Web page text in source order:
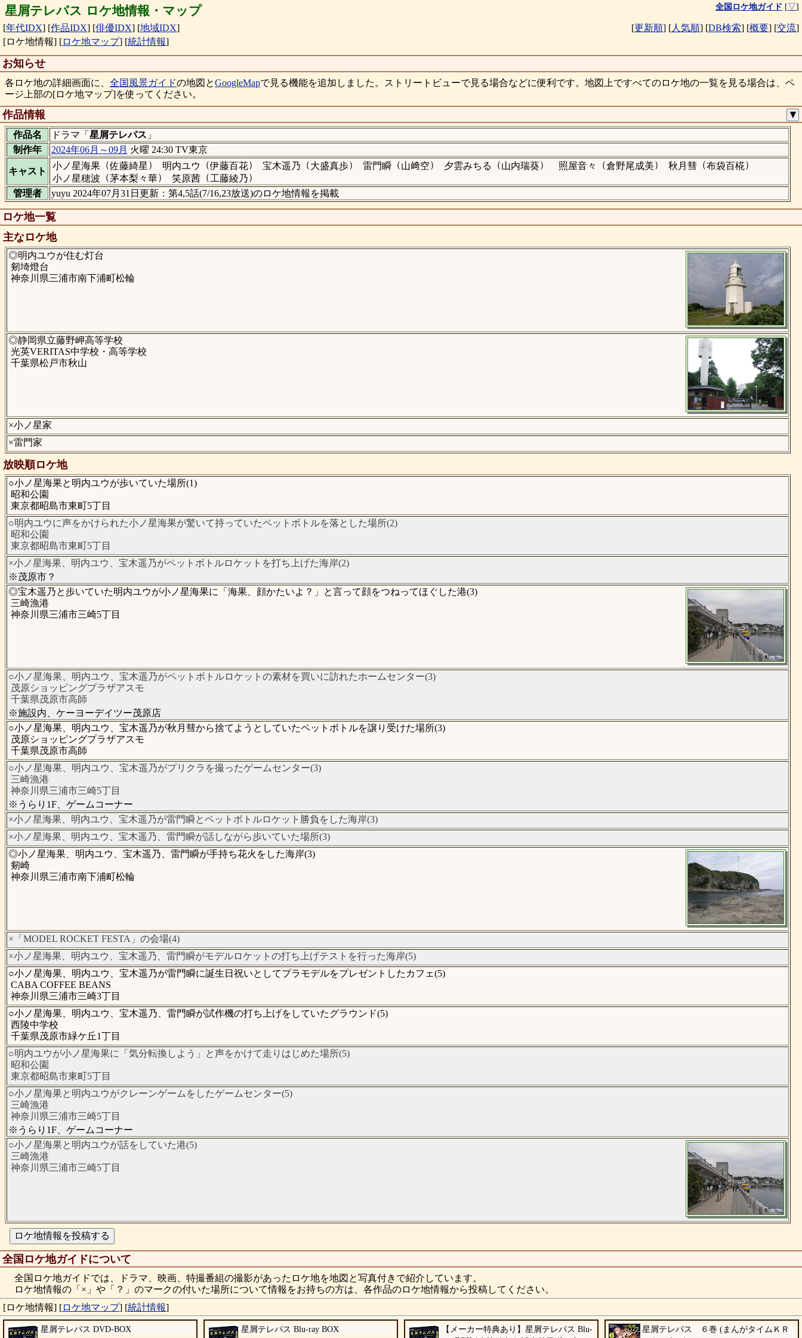
星屑テレパス ロケ地情報・マップ 全国ロケ地ガイド [▽]
[年代IDX] [作品IDX] [俳優IDX] [地域IDX] [更新順] [人気順] [DB検索] [概要] [交流]
[ロケ地情報] [ロケ地マップ] [統計情報]
お知らせ
各ロケ地の詳細画面に、 全国風景ガイドの地図とGoogleMapで見る機能を追加しました。ストリートビューで見る場合などに便利です。地図上ですべてのロケ地の一覧を見る場合は、ペ
ージ上部の[ロケ地マップ]を使ってください。
作品情報 ▼
作品名 ドラマ「 星屑テレパス 」
制作年
2024年06月～09月 火曜 24:30 TV東京
キャスト
小ノ星海果（佐藤綺星 ） 明内ユウ （伊藤百花） 宝木遥乃 （大盛真歩） 雷門瞬（山﨑空） 夕雲みちる （山内瑞葵） 照屋音々 （倉野尾成美） 秋月彗（布袋百椛）
小ノ星穂波 （茅本梨々華） 笑原茜（工藤綾乃）
管理者
yuyu 2024年07月31日更新：第4,5話(7/16,23放送)のロケ地情報を掲載
ロケ地一覧
主なロケ地
◎明内ユウが住む灯台
剱埼燈台
神奈川県三浦市南下浦町松輪
◎静岡県立藤野岬高等学校
光英VERITAS中学校・高等学校
千葉県松戸市秋山
×小ノ星家
×雷門家
放映順ロケ地
○小ノ星海果と明内ユウが歩いていた場所(1)
昭和公園
東京都昭島市東町5丁目
○明内ユウに声をかけられた小ノ星海果が驚いて持っていたペットボトルを落とした場所(2)
昭和公園
東京都昭島市東町5丁目
×小ノ星海果、明内ユウ、宝木遥乃がペットボトルロケットを打ち上げた海岸(2)
※茂原市？
◎宝木遥乃と歩いていた明内ユウが小ノ星海果に「海果、顔かたいよ？」と言って顔をつねってほぐした港(3)
三崎漁港
神奈川県三浦市三崎5丁目
○小ノ星海果、明内ユウ、宝木遥乃がペットボトルロケットの素材を買いに訪れたホームセンター(3)
茂原ショッピングプラザアスモ
千葉県茂原市高師
※施設内、ケーヨーデイツー茂原店
○小ノ星海果、明内ユウ、宝木遥乃が秋月彗から捨てようとしていたペットボトルを譲り受けた場所(3)
茂原ショッピングプラザアスモ
千葉県茂原市高師
○小ノ星海果、明内ユウ、宝木遥乃がプリクラを撮ったゲームセンター(3)
三崎漁港
神奈川県三浦市三崎5丁目
※うらり1F、ゲームコーナー
×小ノ星海果、明内ユウ、宝木遥乃が雷門瞬とペットボトルロケット勝負をした海岸(3)
×小ノ星海果、明内ユウ、宝木遥乃、雷門瞬が話しながら歩いていた場所(3)
◎小ノ星海果、明内ユウ、宝木遥乃、雷門瞬が手持ち花火をした海岸(3)
剱崎
神奈川県三浦市南下浦町松輪
×「MODEL ROCKET FESTA」の会場(4)
×小ノ星海果、明内ユウ、宝木遥乃、雷門瞬がモデルロケットの打ち上げテストを行った海岸(5)
○小ノ星海果、明内ユウ、宝木遥乃が雷門瞬に誕生日祝いとしてプラモデルをプレゼントしたカフェ(5)
CABA COFFEE BEANS
神奈川県三浦市三崎3丁目
○小ノ星海果、明内ユウ、宝木遥乃、雷門瞬が試作機の打ち上げをしていたグラウンド(5)
西陵中学校
千葉県茂原市緑ケ丘1丁目
○明内ユウが小ノ星海果に「気分転換しよう」と声をかけて走りはじめた場所(5)
昭和公園
東京都昭島市東町5丁目
○小ノ星海果と明内ユウがクレーンゲームをしたゲームセンター(5)
三崎漁港
神奈川県三浦市三崎5丁目
※うらり1F、ゲームコーナー
○小ノ星海果と明内ユウが話をしていた港(5)
三崎漁港
神奈川県三浦市三崎5丁目
全国ロケ地ガイドについて
全国ロケ地ガイドでは、ドラマ、映画、特撮番組の撮影があったロケ地を地図と写真付きで紹介しています。
ロケ地情報の「×」や「？」のマークの付いた場所について情報をお持ちの方は、各作品のロケ地情報から投稿してください。
[ロケ地情報] [ロケ地マップ] [統計情報]
星屑テレパス DVD-BOX 星屑テレパス Blu-ray BOX
【メーカー特典あり】星屑テレパス Blu-
星屑テレパス ６巻 (まんがタイムＫＲ